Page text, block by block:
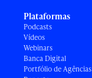
Plataformas
Podcasts
Vídeos
Webinars
Banca Digital
Portfólio de Agências